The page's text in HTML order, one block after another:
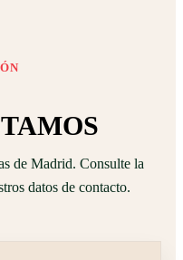
de Madrid. Consulte la
datos de contacto.